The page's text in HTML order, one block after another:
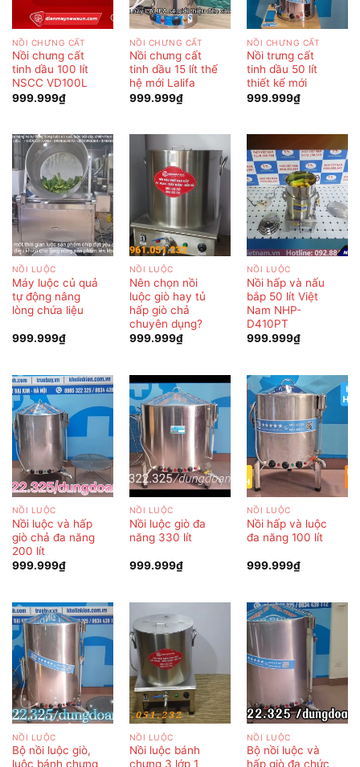
NỒI CHƯNG CẤT
Nồi chưng cất
tinh dầu 100 lít
NSCC VD100L
999.999₫
NỒI CHƯNG CẤT
Nồi chưng cất
tinh dầu 15 lít thế
hệ mới Lalifa
999.999₫
NỒI CHƯNG CẤT
Nồi trưng cất
tinh dầu 50 lít
thiết kế mới
999.999₫
NỒI LUỘC
Máy luộc củ quả
tự động nâng
lòng chứa liệu
999.999₫
NỒI LUỘC
Nên chọn nồi
luộc giò hay tủ
hấp giò chả
chuyên dụng?
999.999₫
NỒI LUỘC
Nồi hấp và nấu
bắp 50 lít Việt
Nam NHP-
D410PT
999.999₫
NỒI LUỘC
Nồi luộc và hấp
giò chả đa năng
200 lít
999.999₫
NỒI LUỘC
Nồi luộc giò đa
năng 330 lít
999.999₫
NỒI LUỘC
Nồi hấp và luộc
đa năng 100 lít
999.999₫
NỒI LUỘC
Bộ nồi luộc giò,
luộc bánh chưng
NỒI LUỘC
Nồi luộc bánh
chưng 3 lớp 1
NỒI LUỘC
Bộ nồi luộc và
hấp giò đa chức